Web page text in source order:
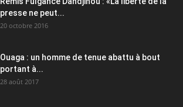
presse ne peut...
20 octobre 2016
Ouaga : un homme de tenue abattu à bout
portant à...
28 août 2017